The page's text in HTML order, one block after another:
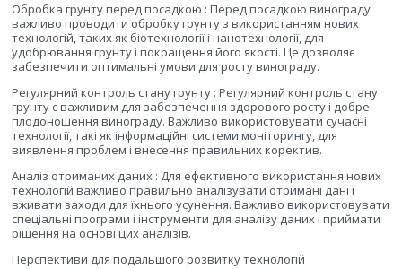
Обробка грунту перед посадкою : Перед посадкою винограду
важливо проводити обробку грунту з використанням нових
технологій, таких як біотехнології і нанотехнології, для
удобрювання грунту і покращення його якості. Це дозволяє
забезпечити оптимальні умови для росту винограду.
Регулярний контроль стану грунту : Регулярний контроль стану
грунту є важливим для забезпечення здорового росту і добре
плодоношення винограду. Важливо використовувати сучасні
технології, такі як інформаційні системи моніторингу, для
виявлення проблем і внесення правильних коректив.
Аналіз отриманих даних : Для ефективного використання нових
технологій важливо правильно аналізувати отримані дані і
вживати заходи для їхнього усунення. Важливо використовувати
спеціальні програми і інструменти для аналізу даних і приймати
рішення на основі цих аналізів.
Перспективи для подальшого розвитку технологій